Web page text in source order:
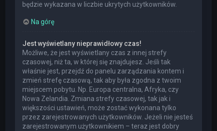
będzie wykazana w liczbie ukrytych użytkowników.
Na górę
Jest wyświetlany nieprawidłowy czas!
Możliwe, że jest wyświetlany czas z innej strefy
czasowej, niż ta, w której się znajdujesz. Jeśli tak
właśnie jest, przejdź do panelu zarządzania kontem i
zmień strefę czasową, tak aby była zgodna z twoim
miejscem pobytu. Np. Europa centralna, Afryka, czy
Nowa Zelandia. Zmiana strefy czasowej, tak jak i
większości ustawień, może zostać wykonana tylko
przez zarejestrowanych użytkowników. Jeżeli nie jesteś
zarejestrowanym użytkownikiem – teraz jest dobry